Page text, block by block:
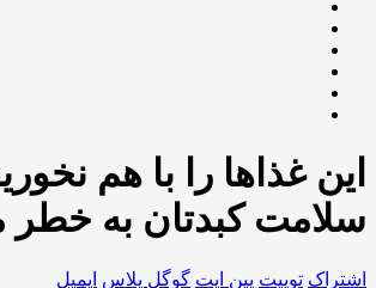
این غذاها را با هم
سلامت کبدتان به خطر
اشتراک توییت پین ایت گوگل‌ پلاس ایمیل